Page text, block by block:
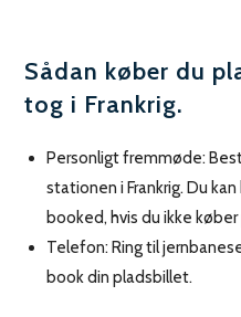
Sådan køber du
tog i Frankrig.
Personligt fremmøde:
stationen i Frankrig. Du
booked, hvis du ikke
Telefon: Ring til
book din pladsbillet.